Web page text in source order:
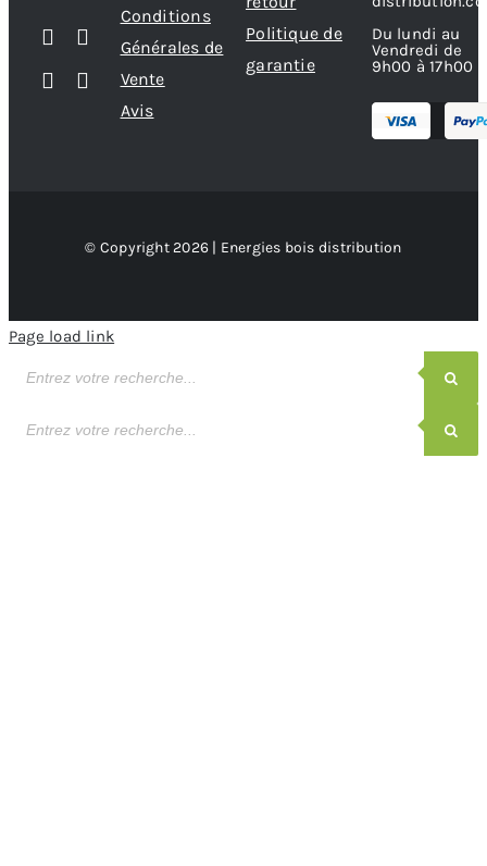
Conditions
Générales de
Vente
Avis
Politique de
garantie
Du lundi au
Vendredi de
9h00 à 17h00
© Copyright 2026 | Energies bois distribution
Page load link
de
de